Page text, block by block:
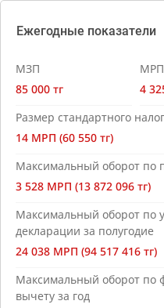
Ежегодные показатели
МЗП
85 000 тг
МРП
4
Размер стандартного
14 МРП (60 550 тг)
Максимальный оборот по
3 528 МРП (13 872 096 тг)
Максимальный оборот по
декларации за полугодие
24 038 МРП (94 517 416 тг)
Максимальный оборот по
вычету за год